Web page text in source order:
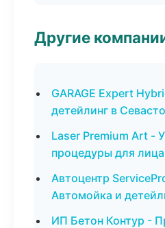
Другие
GARAGE Expert
детейлинг в
Laser Premium Art -
процедуры для
Автоцентр
Автомойка и
ИП Бетон Контур -